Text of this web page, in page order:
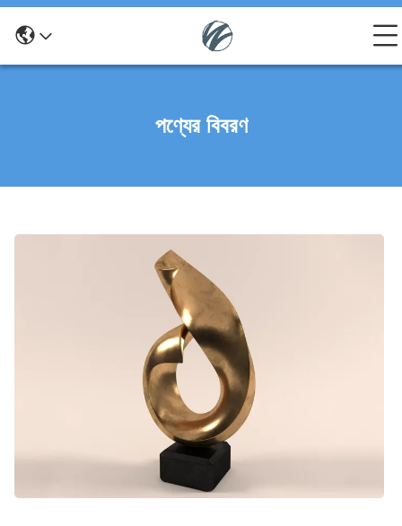
পণ্যের বিবরণ